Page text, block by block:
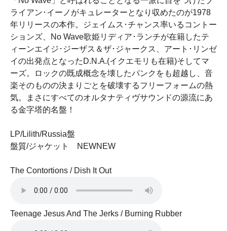
ライアン･イーノがキュレーターとなり収めたのが1978
年リリースの本作。ジェイムス･チャンス率いるコントー
ションズ、No Wave歌姫リディア･ランチが在籍したテ
ィーンエイジ･ジーザス＆ザ･ジャークス、アート･リンゼ
イの出発点となったD.N.A.(イクエモリも在籍)そしてマ
ーズ。ロックの既成概念を壊したパンクをも超越し、音
楽そのものの決まりごとを破壊するフリーフォームの熱
気。まさにすべてのオルタナティヴサウンドの源流にあ
る金字塔的名盤！
LP/Lilith/Russia盤
盤質/ジャケット NEWNEW
The Contortions / Dish It Out
Teenage Jesus And The Jerks / Burning Rubber